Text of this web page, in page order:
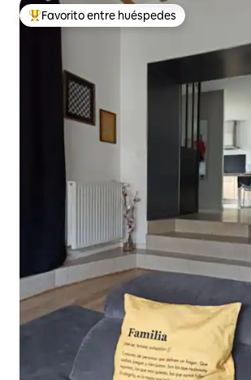
De los mejores en Favorito entre huéspedes
Favorito entre huéspedes